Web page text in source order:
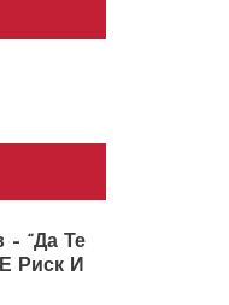
– “Да Те
Риск И